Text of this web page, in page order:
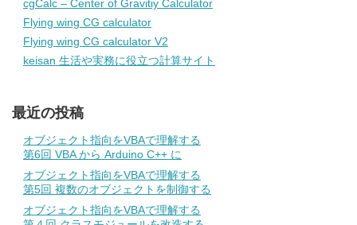
cgCalc – Center of Gravitiy Calculator
Flying wing CG calculator
Flying wing CG calculator V2
keisan 生活や実務に役立つ計算サイト
最近の投稿
オブジェクト指向をVBAで理解する
第6回 VBA から Arduino C++ に
オブジェクト指向をVBAで理解する
第5回 複数のオブジェクトを制御する
オブジェクト指向をVBAで理解する